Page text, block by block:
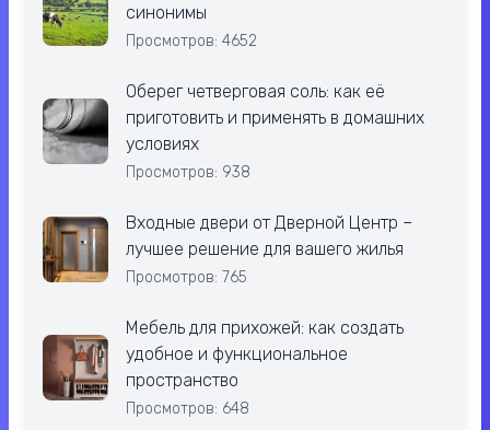
синонимы
Просмотров: 4652
Оберег четверговая соль: как её
приготовить и применять в домашних
условиях
Просмотров: 938
Входные двери от Дверной Центр –
лучшее решение для вашего жилья
Просмотров: 765
Мебель для прихожей: как создать
удобное и функциональное
пространство
Просмотров: 648